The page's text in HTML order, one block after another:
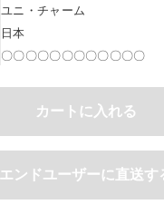
ユニ・チャーム
日本
〇〇〇〇〇〇〇〇〇〇〇〇